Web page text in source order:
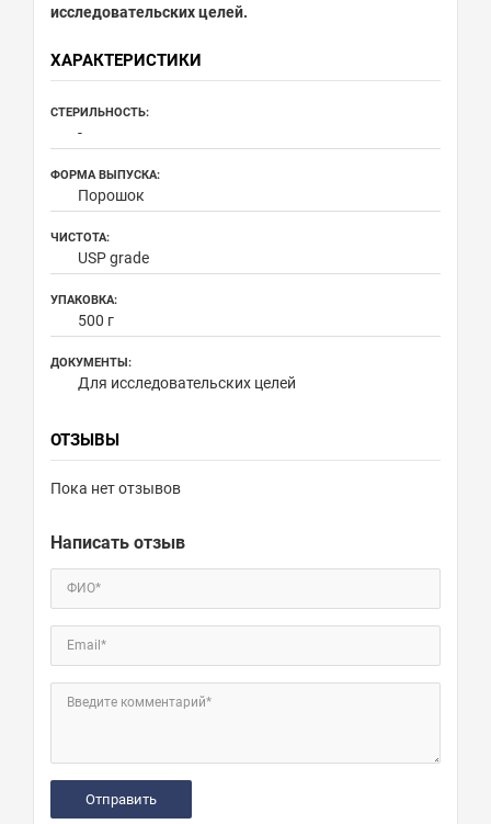
исследовательских целей.
ХАРАКТЕРИСТИКИ
СТЕРИЛЬНОСТЬ:
-
ФОРМА ВЫПУСКА:
Порошок
ЧИСТОТА:
USP grade
УПАКОВКА:
500 г
ДОКУМЕНТЫ:
Для исследовательских целей
ОТЗЫВЫ
Пока нет отзывов
Написать отзыв
ФИО*
Email*
Введите комментарий*